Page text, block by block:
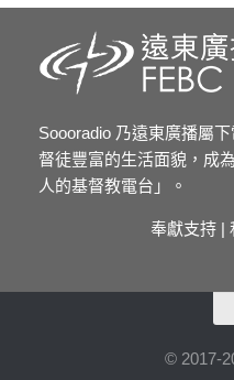
Soooradio 乃遠東廣播屬
督徒豐富的生活面貌，成
人的基督教電台」。
奉獻支持 |
© 2017-